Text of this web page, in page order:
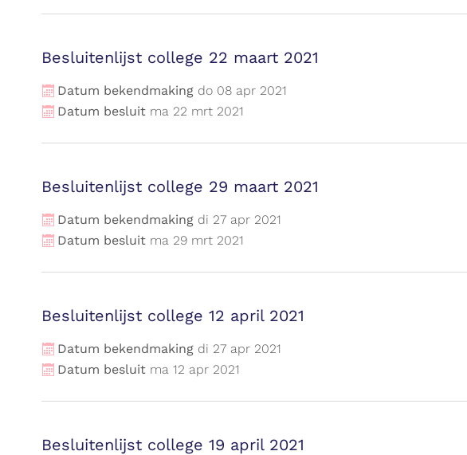
Besluitenlijst college 22 maart 2021
Datum bekendmaking do 08 apr 2021
Datum besluit ma 22 mrt 2021
Besluitenlijst college 29 maart 2021
Datum bekendmaking di 27 apr 2021
Datum besluit ma 29 mrt 2021
Besluitenlijst college 12 april 2021
Datum bekendmaking di 27 apr 2021
Datum besluit ma 12 apr 2021
Besluitenlijst college 19 april 2021